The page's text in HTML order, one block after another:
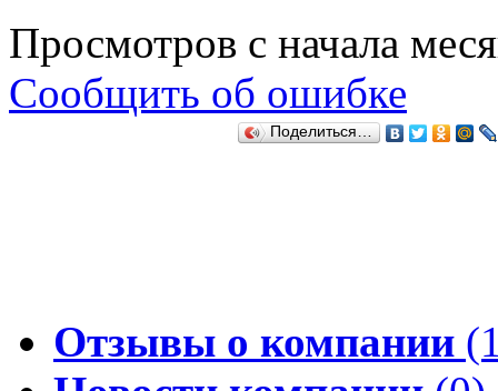
Просмотров с начала
Сообщить об ошибке
Поделиться…
Отзывы о компании